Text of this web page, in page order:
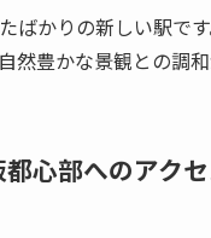
ばかりの新しい駅で
豊かな景観との調和
心部へのアク